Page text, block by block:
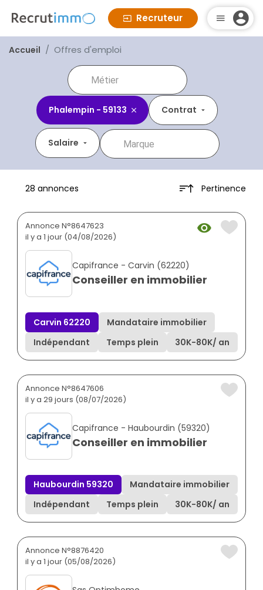
Recruteur
Accueil Offres d'emploi
Phalempin - 59133 Contrat
Salaire
28 annonces Pertinence
Annonce N°8647623
il y a 1 jour (04/08/2026)
Capifrance - Carvin (62220)
Conseiller en immobilier
Carvin 62220
Mandataire immobilier
Indépendant
Temps plein 30K-80K/ an
Annonce N°8647606
il y a 29 jours (08/07/2026)
Capifrance - Haubourdin (59320)
Conseiller en immobilier
Haubourdin 59320
Mandataire immobilier
Indépendant
Temps plein 30K-80K/ an
Annonce N°8876420
il y a 1 jour (05/08/2026)